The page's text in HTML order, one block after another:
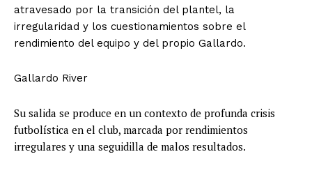
atravesado por la transición del plantel, la
irregularidad y los cuestionamientos sobre el
rendimiento del equipo y del propio Gallardo.
Gallardo River
Su salida se produce en un contexto de profunda crisis
futbolística en el club, marcada por rendimientos
irregulares y una seguidilla de malos resultados.